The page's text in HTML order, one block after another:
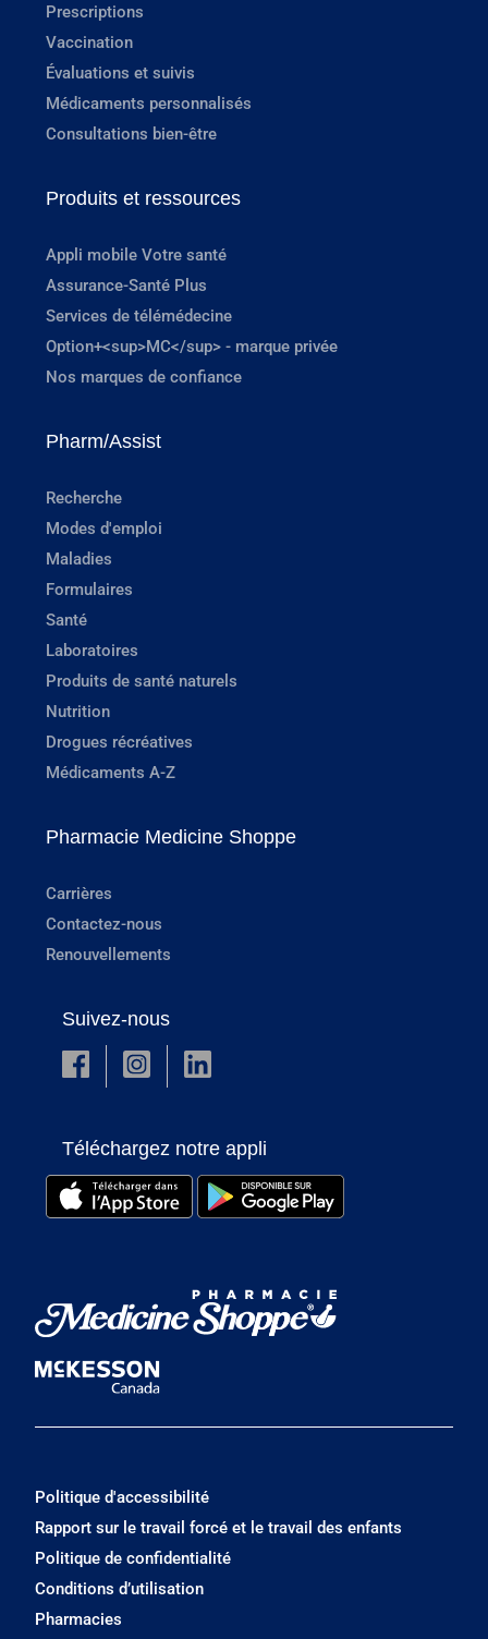
Prescriptions
Vaccination
Évaluations et suivis
Médicaments personnalisés
Consultations bien-être
Produits et ressources
Appli mobile Votre santé
Assurance-Santé Plus
Services de télémédecine
Option+<sup>MC</sup> - marque privée
Nos marques de confiance
Pharm/Assist
Recherche
Modes d'emploi
Maladies
Formulaires
Santé
Laboratoires
Produits de santé naturels
Nutrition
Drogues récréatives
Médicaments A-Z
Pharmacie Medicine Shoppe
Carrières
Contactez-nous
Renouvellements
Suivez-nous
Téléchargez notre appli
Politique d'accessibilité
Rapport sur le travail forcé et le travail des enfants
Politique de confidentialité
Conditions d’utilisation
Pharmacies